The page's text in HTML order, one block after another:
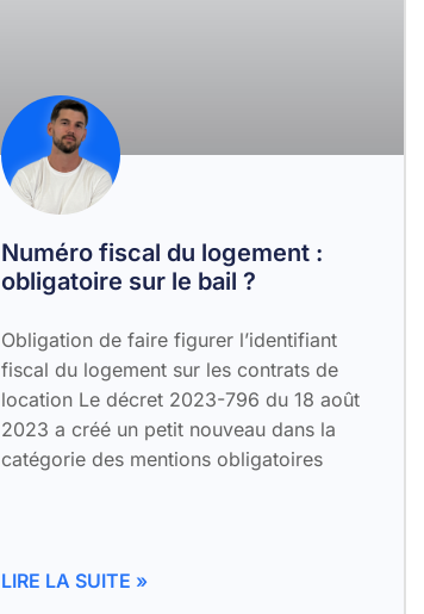
Numéro fiscal du logement :
obligatoire sur le bail ?
Obligation de faire figurer l’identifiant
fiscal du logement sur les contrats de
location ‌Le décret 2023-796 du 18 août
2023 a créé un petit nouveau dans la
catégorie des mentions obligatoires
LIRE LA SUITE »